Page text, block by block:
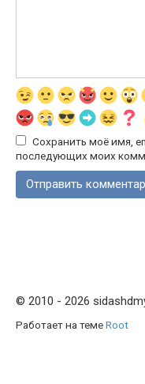
Сохранить моё имя,
последующих моих
© 2010 - 2026
Работает на темеRoot